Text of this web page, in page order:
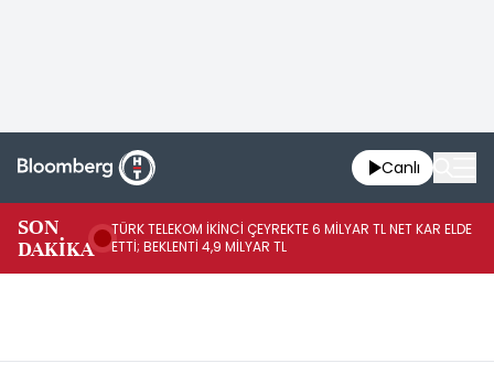
Canlı
SON
DAKİKA
TÜRK TELEKOM İKİNCİ ÇEYREKTE 6 MİLYAR TL NET KAR ELDE
ETTİ; BEKLENTİ 4,9 MİLYAR TL